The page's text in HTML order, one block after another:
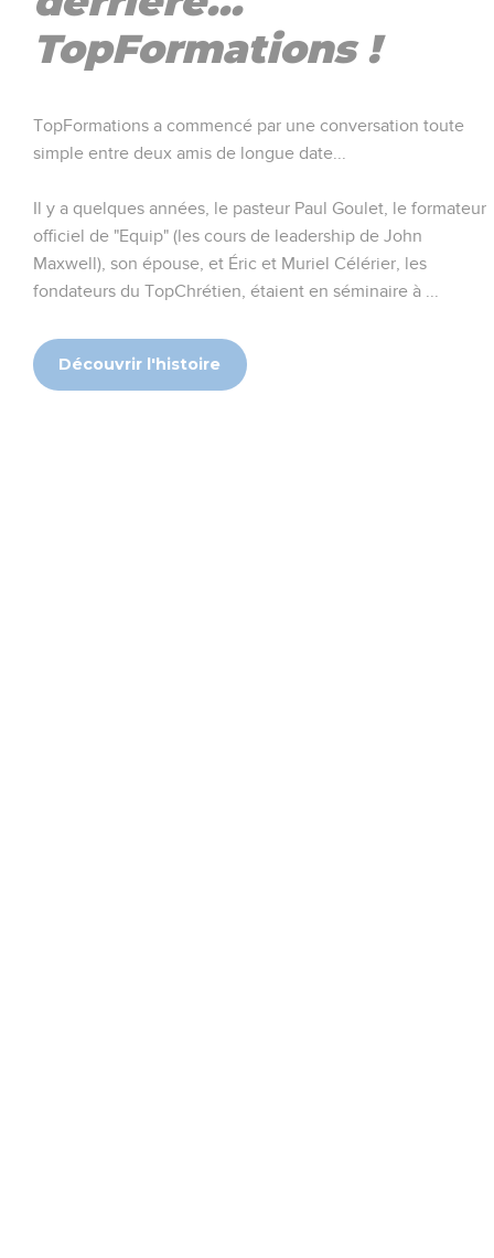
TopFormations !
TopFormations a commencé par une conversation toute
simple entre deux amis de longue date...
Il y a quelques années, le pasteur Paul Goulet, le formateur
officiel de "Equip" (les cours de leadership de John
Maxwell), son épouse, et Éric et Muriel Célérier, les
fondateurs du TopChrétien, étaient en séminaire à ...
Découvrir l'histoire